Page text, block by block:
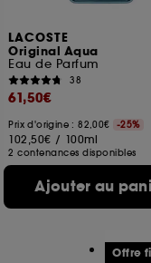
LACOSTE
Original Aqua
Eau de Parfum
38
61,50€
Prix d'origine : 82,00€ -25%
102,50€ / 100ml
2 contenances disponibles
Ajouter au
Offre